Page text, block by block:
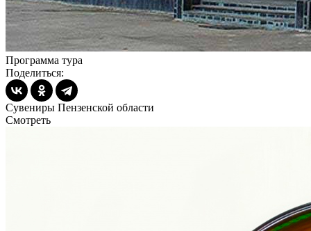
Программа тура
Поделиться:
Сувениры Пензенской области
Смотреть